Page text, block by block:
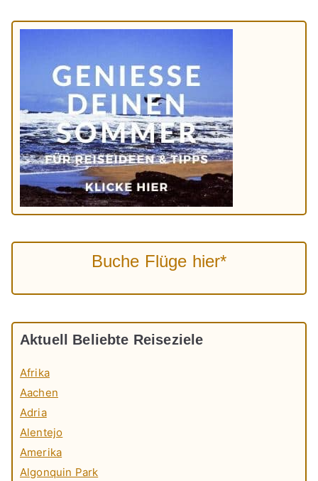
Buche Flüge hier*
Aktuell Beliebte Reiseziele
Afrika
Aachen
Adria
Alentejo
Amerika
Algonquin Park